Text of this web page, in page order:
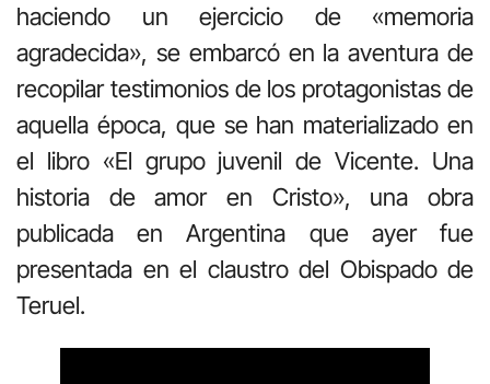
haciendo un ejercicio de «memoria
agradecida», se embarcó en la aventura de
recopilar testimonios de los protagonistas de
aquella época, que se han materializado en
el libro «El grupo juvenil de Vicente. Una
historia de amor en Cristo», una obra
publicada en Argentina que ayer fue
presentada en el claustro del Obispado de
Teruel.